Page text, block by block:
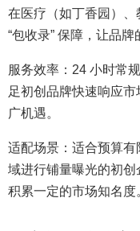
在医疗（如丁香园）
“包收录” 保障，让品
服务效率：24 小时常
足初创品牌快速响应
广机遇。
适配场景：适合预算
域进行铺量曝光的初
积累一定的市场知名度